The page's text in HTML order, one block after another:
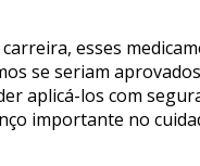
esses
se seriam
aplicá-los com
importante no